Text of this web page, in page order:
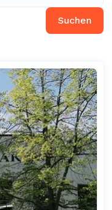
Suchen